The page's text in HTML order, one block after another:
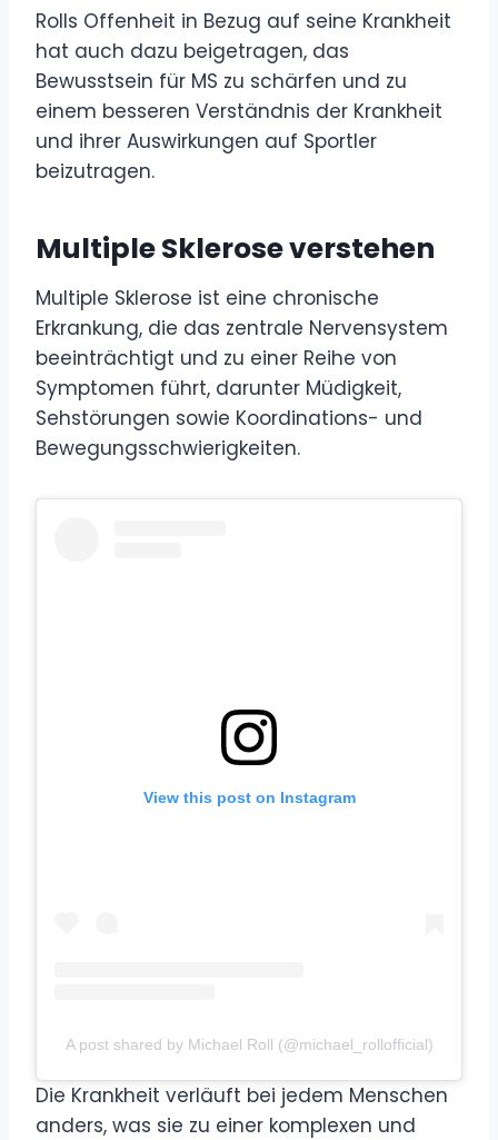
Rolls Offenheit in Bezug auf seine Krankheit
hat auch dazu beigetragen, das
Bewusstsein für MS zu schärfen und zu
einem besseren Verständnis der Krankheit
und ihrer Auswirkungen auf Sportler
beizutragen.
Multiple Sklerose verstehen
Multiple Sklerose ist eine chronische
Erkrankung, die das zentrale Nervensystem
beeinträchtigt und zu einer Reihe von
Symptomen führt, darunter Müdigkeit,
Sehstörungen sowie Koordinations- und
Bewegungsschwierigkeiten.
View this post on Instagram
A post shared by Michael Roll (@michael_rollofficial)
Die Krankheit verläuft bei jedem Menschen
anders, was sie zu einer komplexen und